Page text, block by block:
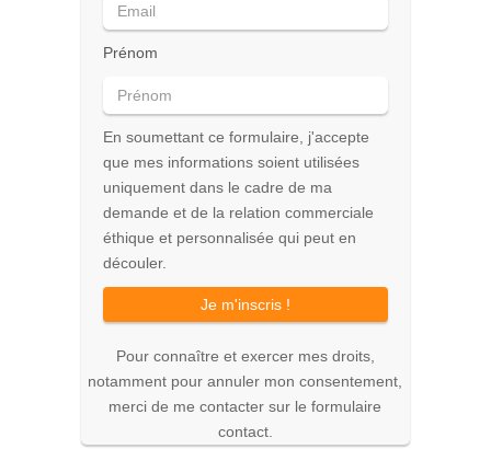
Prénom
En soumettant ce formulaire, j'accepte
que mes informations soient utilisées
uniquement dans le cadre de ma
demande et de la relation commerciale
éthique et personnalisée qui peut en
découler.
Je m'inscris !
Pour connaître et exercer mes droits,
notamment pour annuler mon consentement,
merci de me contacter sur le formulaire
contact.